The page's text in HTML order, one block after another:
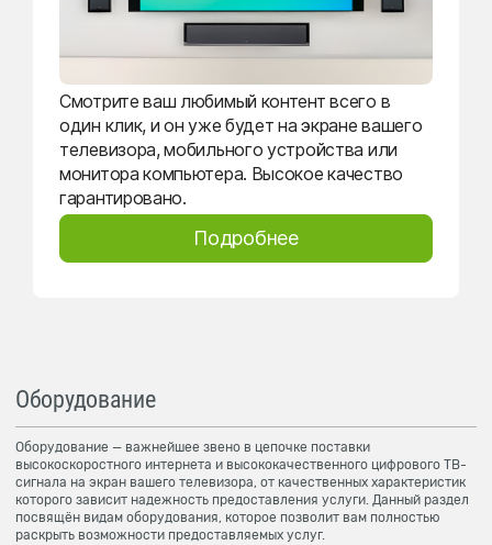
Смотрите ваш любимый контент всего в
один клик, и он уже будет на экране вашего
телевизора, мобильного устройства или
монитора компьютера. Высокое качество
гарантировано.
Подробнее
Оборудование
Оборудование — важнейшее звено в цепочке поставки
высокоскоростного интернета и высококачественного цифрового ТВ-
сигнала на экран вашего телевизора, от качественных характеристик
которого зависит надежность предоставления услуги. Данный раздел
посвящён видам оборудования, которое позволит вам полностью
раскрыть возможности предоставляемых услуг.